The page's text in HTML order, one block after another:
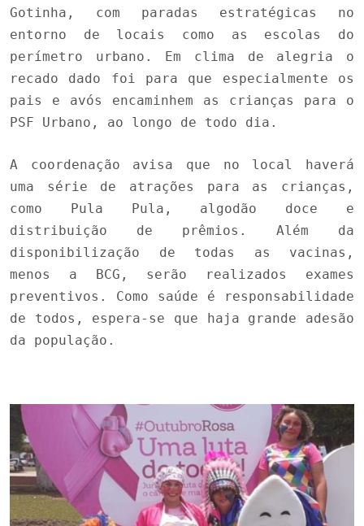
Gotinha, com paradas estratégicas no
entorno de locais como as escolas do
perímetro urbano. Em clima de alegria o
recado dado foi para que especialmente os
pais e avós encaminhem as crianças para o
PSF Urbano, ao longo de todo dia.
A coordenação avisa que no local haverá
uma série de atrações para as crianças,
como Pula Pula, algodão doce e
distribuição de prêmios. Além da
disponibilização de todas as vacinas,
menos a BCG, serão realizados exames
preventivos. Como saúde é responsabilidade
de todos, espera-se que haja grande adesão
da população.